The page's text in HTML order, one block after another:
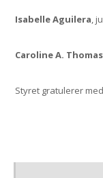
Isabelle Aguilera,
Caroline A.
Styret gratulerer